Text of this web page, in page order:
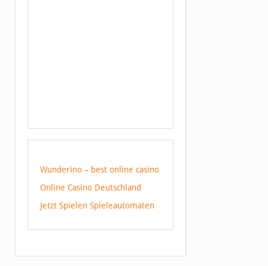
Wunderino – best online casino
Online Casino Deutschland
Jetzt Spielen Spieleautomaten